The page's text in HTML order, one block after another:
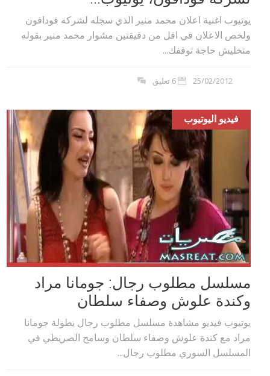
يوتيوب اغنية اعلان محمد منير الذي سجله لشركة فودافون
ولخص الاعلان في اقل من دقيقتين مشوار محمد منير بقوله
متخليش حاجة توقفك...
25/02/2012 6 تعليق
فيديو اليوتيوب
مسلسل مطلوب رجال: جومانا مراد
وكندة علوش وصفاء سلطان
يوتيوب فيديو مشاهدة مسلسل مطلوب رجال يطولة جومانا
مراد مع كندة علوش وصفاء سلطان وسامح الصريطي في
المسلسل السوري مطلوب رجال...